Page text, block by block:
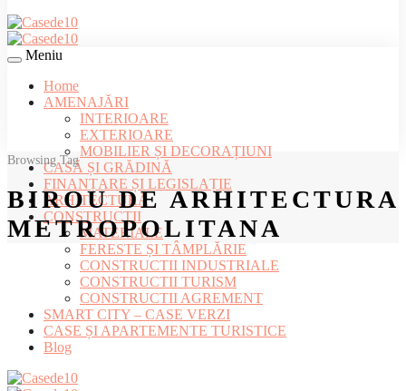
Meniu
Home
AMENAJĂRI
INTERIOARE
EXTERIOARE
MOBILIER ȘI DECORAȚIUNI
CASĂ ȘI GRĂDINĂ
FINANȚARE ȘI LEGISLAȚIE
ARHITECTURĂ
CONSTRUCȚII
MATERIALE
FERESTE ȘI TÂMPLĂRIE
CONSTRUCTII INDUSTRIALE
CONSTRUCTII TURISM
CONSTRUCTII AGREMENT
SMART CITY – CASE VERZI
CASE ȘI APARTEMENTE TURISTICE
Blog
Browsing Tag
BIROU DE ARHITECTURA
METROPOLITANA